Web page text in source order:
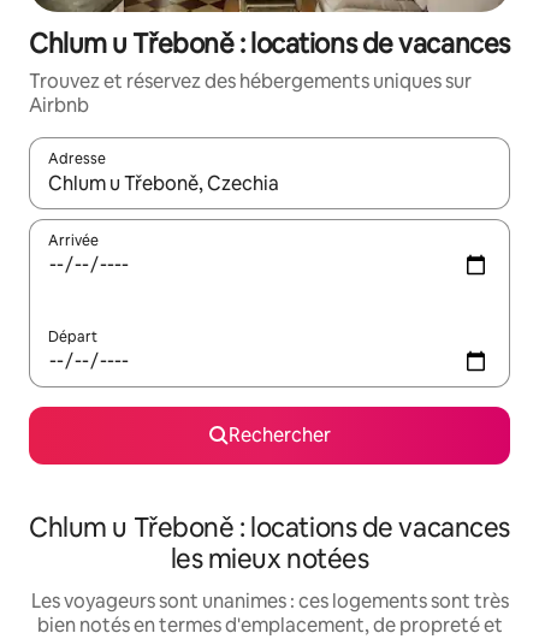
Chlum u Třeboně : locations de vacances
Trouvez et réservez des hébergements uniques sur
Airbnb
Adresse
Lorsque les résultats s'affichent, utilisez les flèches vers le
Arrivée
Départ
Rechercher
Chlum u Třeboně : locations de vacances
les mieux notées
Les voyageurs sont unanimes : ces logements sont très
bien notés en termes d'emplacement, de propreté et